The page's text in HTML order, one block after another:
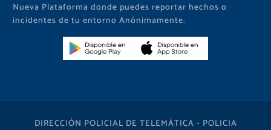
Nueva Plataforma donde puedes reportar hechos o
incidentes de tu entorno Anónimamente.
DIRECCIÓN POLICIAL DE TELEMÁTICA - POLICIA